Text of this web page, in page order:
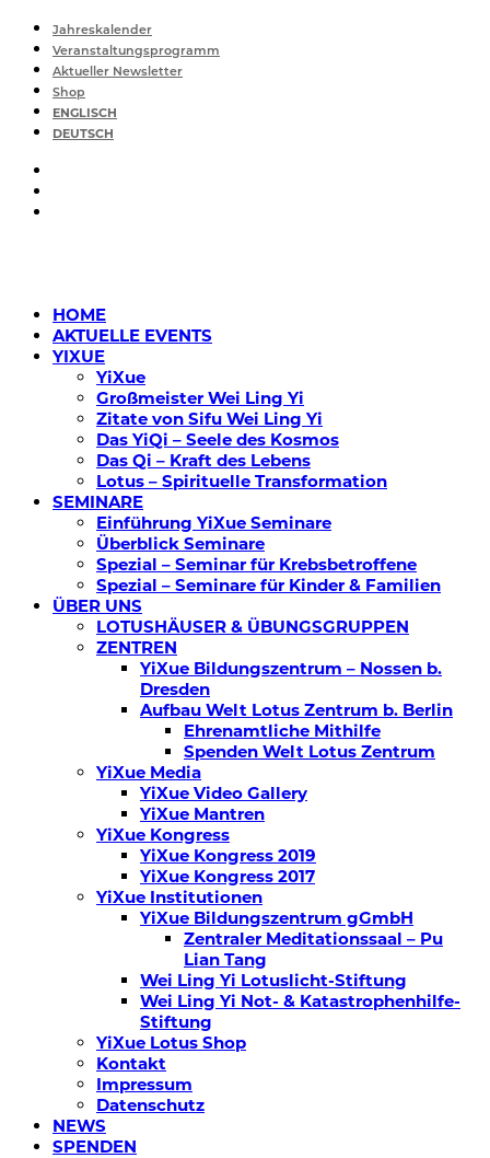
Jahreskalender
Veranstaltungsprogramm
Aktueller Newsletter
Shop
ENGLISCH
DEUTSCH
HOME
AKTUELLE EVENTS
YIXUE
YiXue
Großmeister Wei Ling Yi
Zitate von Sifu Wei Ling Yi
Das YiQi – Seele des Kosmos
Das Qi – Kraft des Lebens
Lotus – Spirituelle Transformation
SEMINARE
Einführung YiXue Seminare
Überblick Seminare
Spezial – Seminar für Krebsbetroffene
Spezial – Seminare für Kinder & Familien
ÜBER UNS
LOTUSHÄUSER & ÜBUNGSGRUPPEN
ZENTREN
YiXue Bildungszentrum – Nossen b.
Dresden
Aufbau Welt Lotus Zentrum b. Berlin
Ehrenamtliche Mithilfe
Spenden Welt Lotus Zentrum
YiXue Media
YiXue Video Gallery
YiXue Mantren
YiXue Kongress
YiXue Kongress 2019
YiXue Kongress 2017
YiXue Institutionen
YiXue Bildungszentrum gGmbH
Zentraler Meditationssaal – Pu
Lian Tang
Wei Ling Yi Lotuslicht-Stiftung
Wei Ling Yi Not- & Katastrophenhilfe-
Stiftung
YiXue Lotus Shop
Kontakt
Impressum
Datenschutz
NEWS
SPENDEN